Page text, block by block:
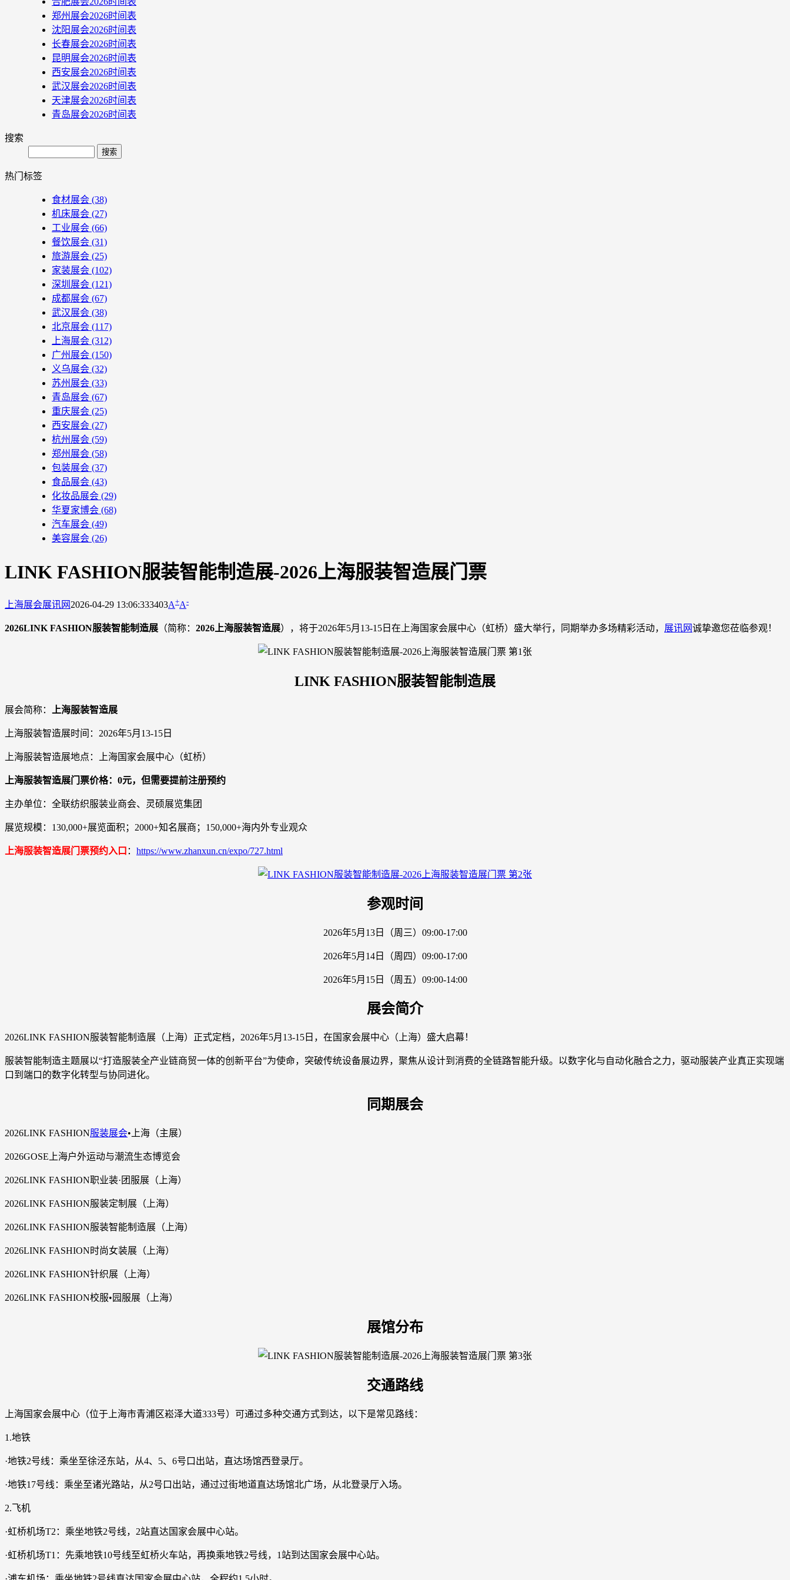
郑州展会2026时间表
沈阳展会2026时间表
长春展会2026时间表
昆明展会2026时间表
西安展会2026时间表
武汉展会2026时间表
天津展会2026时间表
青岛展会2026时间表
搜索
Search
热门标签
食材展会 (38)
机床展会 (27)
工业展会 (66)
餐饮展会 (31)
旅游展会 (25)
家装展会 (102)
深圳展会 (121)
成都展会 (67)
武汉展会 (38)
北京展会 (117)
上海展会 (312)
广州展会 (150)
义乌展会 (32)
苏州展会 (33)
青岛展会 (67)
重庆展会 (25)
西安展会 (27)
杭州展会 (59)
郑州展会 (58)
包装展会 (37)
食品展会 (43)
化妆品展会 (29)
华夏家博会 (68)
汽车展会 (49)
美容展会 (26)
LINK FASHION服装智能制造展-2026上海服装智造展门票
上海展会展讯网 2026-04-29 13:06:333403A+A-
2026LINK FASHION服装智能制造展 （简称： 2026上海服装智造展），将于2026年5月13-15日在上海国家会展中心（虹桥）盛大举行，同期举办多场精彩活动， 展讯网诚挚邀您莅临参观！
LINK FASHION服装智能制造展
展会简称： 上海服装智造展
上海服装智造展时间：2026年5月13-15日
上海服装智造展地点：上海国家会展中心（虹桥）
上海服装智造展门票价格：0元，但需要提前注册预约
主办单位：全联纺织服装业商会、灵硕展览集团
展览规模：130,000+展览面积；2000+知名展商；150,000+海内外专业观众
上海服装智造展门票预约入口 ： https://www.zhanxun.cn/expo/727.html
参观时间
2026年5月13日（周三）09:00-17:00
2026年5月14日（周四）09:00-17:00
2026年5月15日（周五）09:00-14:00
展会简介
2026LINK FASHION服装智能制造展（上海）正式定档，2026年5月13-15日，在国家会展中心（上海）盛大启幕！
服装智能制造主题展以“打造服装全产业链商贸一体的创新平台”为使命，突破传统设备展边界，聚焦从设计到消费的全链路智能升级。以数字化与自动化融合之力，驱动服装产业真正实现端
口到端口的数字化转型与协同进化。
同期展会
2026LINK FASHION服装展会•上海（主展）
2026GOSE上海户外运动与潮流生态博览会
2026LINK FASHION职业装·团服展（上海）
2026LINK FASHION服装定制展（上海）
2026LINK FASHION服装智能制造展（上海）
2026LINK FASHION时尚女装展（上海）
2026LINK FASHION针织展（上海）
2026LINK FASHION校服•园服展（上海）
展馆分布
交通路线
上海国家会展中心（位于上海市青浦区崧泽大道333号）可通过多种交通方式到达，以下是常见路线：
1.地铁
·地铁2号线：乘坐至徐泾东站，从4、5、6号口出站，直达场馆西登录厅。
·地铁17号线：乘坐至诸光路站，从2号口出站，通过过街地道直达场馆北广场，从北登录厅入场。
2.飞机
·虹桥机场T2：乘坐地铁2号线，2站直达国家会展中心站。
·虹桥机场T1：先乘地铁10号线至虹桥火车站，再换乘地铁2号线，1站到达国家会展中心站。